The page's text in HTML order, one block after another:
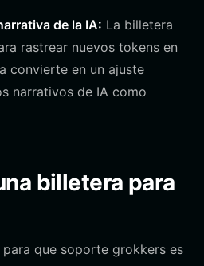
de la IA: La billetera
rastrear nuevos tokens en
convierte en un ajuste
narrativos de IA como
billetera para
que soporte grokkers es